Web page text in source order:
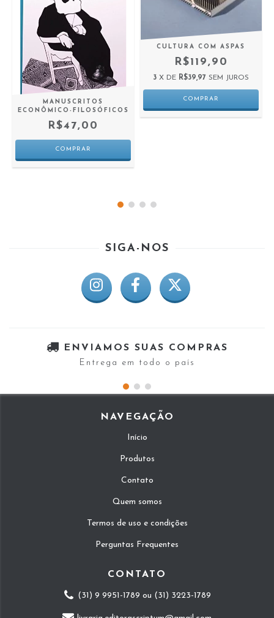
MANUSCRITOS
ECONÔMICO-FILOSÓFICOS
R$47,00
CULTURA COM ASPAS
R$119,90
3 X DE R$39,97 SEM JUROS
SIGA-NOS
ENVIAMOS SUAS COMPRAS
Entrega em todo o país
NAVEGAÇÃO
Início
Produtos
Contato
Quem somos
Termos de uso e condições
Perguntas Frequentes
CONTATO
(31) 9 9951-1789 ou (31) 3223-1789